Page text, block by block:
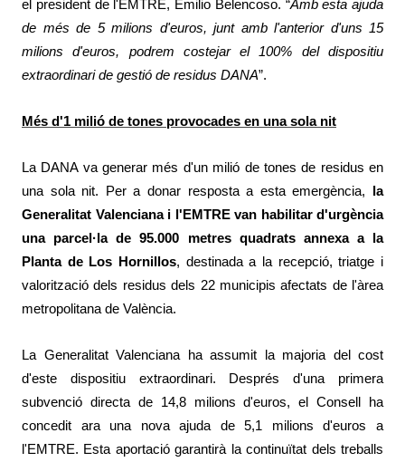
el president de l'EMTRE, Emilio Belencoso. “Amb esta ajuda
de més de 5 milions d'euros, junt amb l'anterior d'uns 15
milions d'euros, podrem costejar el 100% del dispositiu
extraordinari de gestió de residus DANA”.
Més d'1 milió de tones provocades en una sola nit
La DANA va generar més d'un milió de tones de residus en
una sola nit. Per a donar resposta a esta emergència, la
Generalitat Valenciana i l'EMTRE van habilitar d'urgència
una parcel·la de 95.000 metres quadrats annexa a la
Planta de Los Hornillos, destinada a la recepció, triatge i
valorització dels residus dels 22 municipis afectats de l'àrea
metropolitana de València.
La Generalitat Valenciana ha assumit la majoria del cost
d'este dispositiu extraordinari. Després d'una primera
subvenció directa de 14,8 milions d'euros, el Consell ha
concedit ara una nova ajuda de 5,1 milions d'euros a
l'EMTRE. Esta aportació garantirà la continuïtat dels treballs